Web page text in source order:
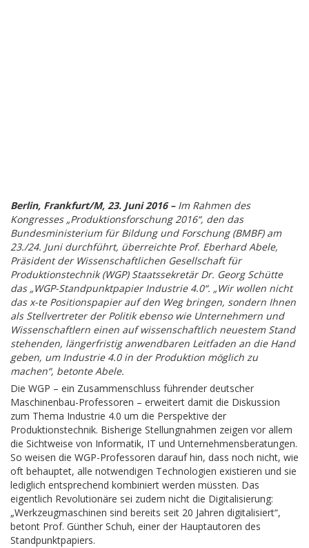
Berlin, Frankfurt/M, 23. Juni 2016 – Im Rahmen des
Kongresses „Produktionsforschung 2016“, den das
Bundesministerium für Bildung und Forschung (BMBF) am
23./24. Juni durchführt, überreichte Prof. Eberhard Abele,
Präsident der Wissenschaftlichen Gesellschaft für
Produktionstechnik (WGP) Staatssekretär Dr. Georg Schütte
das „WGP-Standpunktpapier Industrie 4.0“. „Wir wollen nicht
das x-te Positionspapier auf den Weg bringen, sondern Ihnen
als Stellvertreter der Politik ebenso wie Unternehmern und
Wissenschaftlern einen auf wissenschaftlich neuestem Stand
stehenden, längerfristig anwendbaren Leitfaden an die Hand
geben, um Industrie 4.0 in der Produktion möglich zu
machen“, betonte Abele.
Die WGP – ein Zusammenschluss führender deutscher
Maschinenbau-Professoren – erweitert damit die Diskussion
zum Thema Industrie 4.0 um die Perspektive der
Produktionstechnik. Bisherige Stellungnahmen zeigen vor allem
die Sichtweise von Informatik, IT und Unternehmensberatungen.
So weisen die WGP-Professoren darauf hin, dass noch nicht, wie
oft behauptet, alle notwendigen Technologien existieren und sie
lediglich entsprechend kombiniert werden müssten. Das
eigentlich Revolutionäre sei zudem nicht die Digitalisierung:
„Werkzeugmaschinen sind bereits seit 20 Jahren digitalisiert“,
betont Prof. Günther Schuh, einer der Hauptautoren des
Standpunktpapiers.